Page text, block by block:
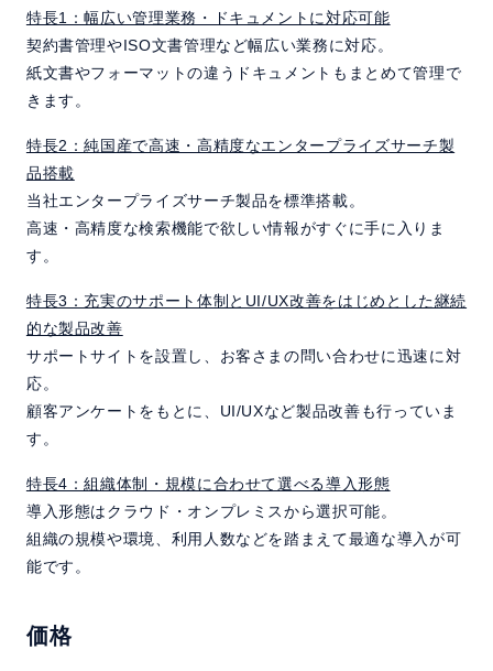
特長1：幅広い管理業務・ドキュメントに対応可能
契約書管理やISO文書管理など幅広い業務に対応。
紙文書やフォーマットの違うドキュメントもまとめて管理で
きます。
特長2：純国産で高速・高精度なエンタープライズサーチ製
品搭載
当社エンタープライズサーチ製品を標準搭載。
高速・高精度な検索機能で欲しい情報がすぐに手に入りま
す。
特長3：充実のサポート体制とUI/UX改善をはじめとした継続
的な製品改善
サポートサイトを設置し、お客さまの問い合わせに迅速に対
応。
顧客アンケートをもとに、UI/UXなど製品改善も行っていま
す。
特長4：組織体制・規模に合わせて選べる導入形態
導入形態はクラウド・オンプレミスから選択可能。
組織の規模や環境、利用人数などを踏まえて最適な導入が可
能です。
価格